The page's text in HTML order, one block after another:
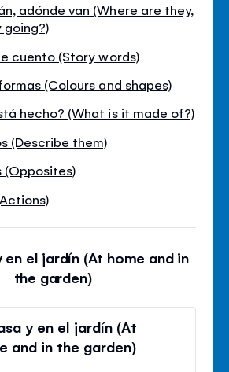
adónde van (Where are they,
cuento (Story words)
(Colours and shapes)
hecho? (What is it made of?)
(Describe them)
en el jardín (At home and in
the garden)
y en el jardín (At
and in the garden)